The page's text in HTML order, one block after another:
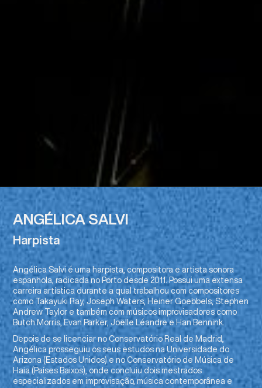
ANGÉLICA SALVI
Harpista
Angélica Salvi é uma harpista, compositora e artista sonora
espanhola, radicada no Porto desde 2011. Possui uma extensa
carreira artística durante a qual trabalhou com compositores
como Takayuki Ray, Joseph Waters, Heiner Goebbels, Stephen
Andrew Taylor e também com músicos improvisadores como
Butch Morris, Evan Parker, Joëlle Léandre e Han Bennink.
Depois de se licenciar no Conservatório Real de Madrid,
Angélica prosseguiu os seus estudos na Universidade do
Arizona (Estados Unidos) e no Conservatório de Música de
Haia (Países Baixos), onde concluiu dois mestrados
especializados em improvisação, música contemporânea e